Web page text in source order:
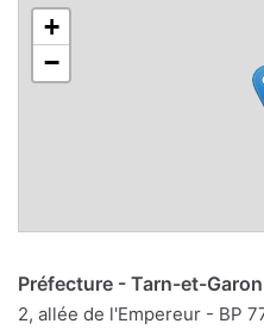
+
−
Préfecture - Tarn-et-
2, allée de l'Empereur - BP